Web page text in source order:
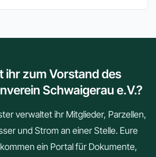
ihr zum Vorstand des
Schwaigerau e.V.?
verwaltet ihr Mitglieder, Parzellen,
und Strom an einer Stelle. Eure
ein Portal für Dokumente,